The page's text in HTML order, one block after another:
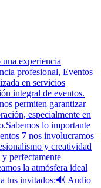
experiencia
profesional, Eventos
en servicios
integral de eventos.
permiten garantizar
especialmente en
lo importante
7 nos involucramos
y creatividad
perfectamente
la atmósfera ideal
tus invitados:🔊 Audio